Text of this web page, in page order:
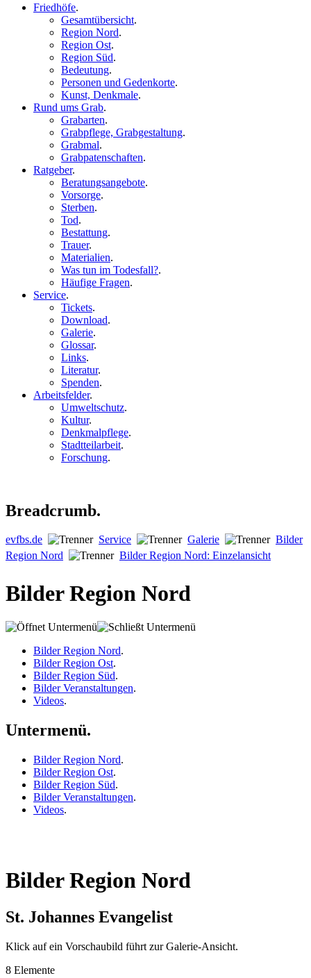
Friedhöfe.
Gesamtübersicht.
Region Nord.
Region Ost.
Region Süd.
Bedeutung.
Personen und Gedenkorte.
Kunst, Denkmale.
Rund ums Grab.
Grabarten.
Grabpflege, Grabgestaltung.
Grabmal.
Grabpatenschaften.
Ratgeber.
Beratungsangebote.
Vorsorge.
Sterben.
Tod.
Bestattung.
Trauer.
Materialien.
Was tun im Todesfall?.
Häufige Fragen.
Service.
Tickets.
Download.
Galerie.
Glossar.
Links.
Literatur.
Spenden.
Arbeitsfelder.
Umweltschutz.
Kultur.
Denkmalpflege.
Stadtteilarbeit.
Forschung.
Breadcrumb.
evfbs.de Service Galerie
Bilder
Region Nord
Bilder Region Nord: Einzelansicht
Bilder Region Nord
Bilder Region Nord.
Bilder Region Ost.
Bilder Region Süd.
Bilder Veranstaltungen.
Videos.
Untermenü.
Bilder Region Nord.
Bilder Region Ost.
Bilder Region Süd.
Bilder Veranstaltungen.
Videos.
Bilder Region Nord
St. Johannes Evangelist
Klick auf ein Vorschaubild führt zur Galerie-Ansicht.
8 Elemente